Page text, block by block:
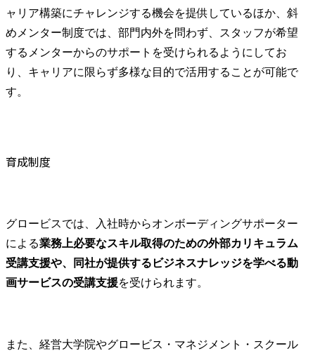
ャリア構築にチャレンジする機会を提供しているほか、斜
めメンター制度では、部門内外を問わず、スタッフが希望
するメンターからのサポートを受けられるようにしてお
り、キャリアに限らず多様な目的で活用することが可能で
す。
育成制度
グロービスでは、入社時からオンボーディングサポーター
による業務上必要なスキル取得のための外部カリキュラム
受講支援や、同社が提供するビジネスナレッジを学べる動
画サービスの受講支援を受けられます。
また、経営大学院やグロービス・マネジメント・スクール